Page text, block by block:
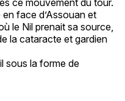
ce mouvement du tour.
face d’Assouan et
le Nil prenait sa source,
la cataracte et gardien
sous la forme de